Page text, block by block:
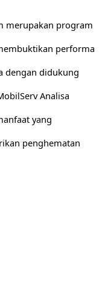
merupakan program
performa
dengan didukung
Analisa
yang
penghematan